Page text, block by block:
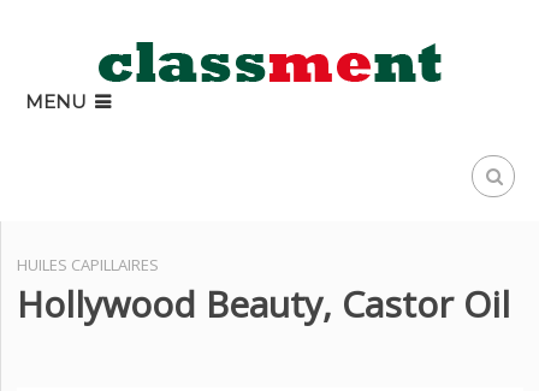
MENU
HUILES CAPILLAIRES
Hollywood Beauty, Castor Oil